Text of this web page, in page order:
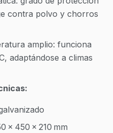
contra polvo y chorros
amplio: funciona
adaptándose a climas
× 450 × 210 mm